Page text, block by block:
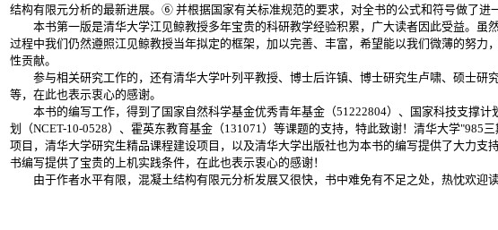
结构有限元分析的最新进展。⑥ 并根据国家有关标准规范的要求，对全书的公式和符号做了进
本书第一版是清华大学江见鲸教授多年宝贵的科研教学经验积累，广大读者因此受益。虽
过程中我们仍然遵照江见鲸教授当年拟定的框架，加以完善、丰富，希望能以我们微薄的努力
性贡献。
参与相关研究工作的，还有清华大学叶列平教授、博士后许镇、博士研究生卢啸、硕士研
等，在此也表示衷心的感谢。
本书的编写工作，得到了国家自然科学基金优秀青年基金（51222804）、国家科技支撑计
划（NCET-10-0528）、霍英东教育基金（131071）等课题的支持，特此致谢！清华大学"985
项目，清华大学研究生精品课程建设项目，以及清华大学出版社也为本书的编写提供了大力支
书编写提供了宝贵的上机实践条件，在此也表示衷心的感谢！
由于作者水平有限，混凝土结构有限元分析发展又很快，书中难免有不足之处，热忱欢迎读